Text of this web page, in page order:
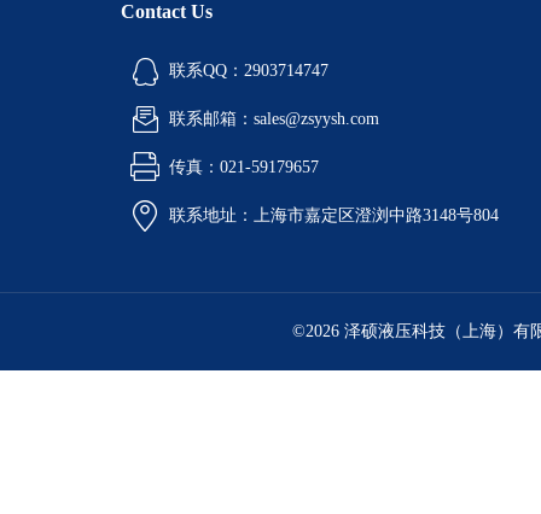
Contact Us
联系QQ：2903714747
联系邮箱：sales@zsyysh.com
传真：021-59179657
联系地址：上海市嘉定区澄浏中路3148号804
©2026 泽硕液压科技（上海）有